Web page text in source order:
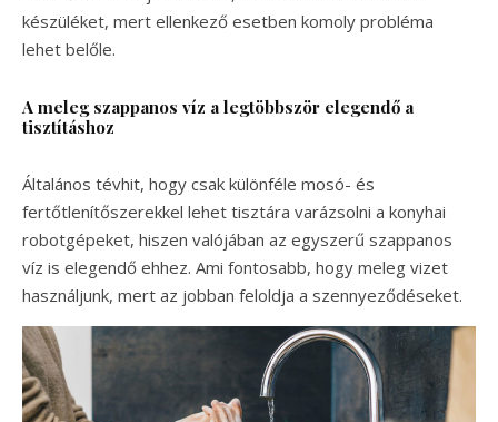
készüléket, mert ellenkező esetben komoly probléma
lehet belőle.
A meleg szappanos víz a legtöbbször elegendő a
tisztításhoz
Általános tévhit, hogy csak különféle mosó- és
fertőtlenítőszerekkel lehet tisztára varázsolni a konyhai
robotgépeket, hiszen valójában az egyszerű szappanos
víz is elegendő ehhez. Ami fontosabb, hogy meleg vizet
használjunk, mert az jobban feloldja a szennyeződéseket.